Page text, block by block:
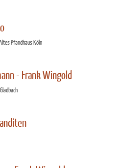
Pfandhaus Köln
- Frank Wingold